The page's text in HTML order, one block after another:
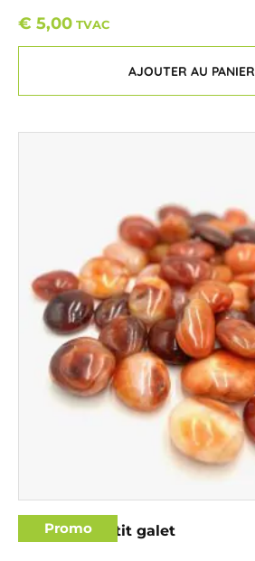
€ 5,00 TVAC
AJOUTER AU PANIER
Promo
Cornaline petit galet